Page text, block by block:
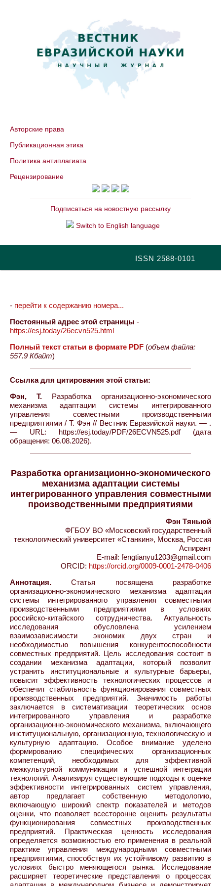
Авторские права
Публикационная этика
Политика антиплагиата
Рецензирование
Подписаться на новостную рассылку
Switch to English language
ISSN 2588-0101
- перейти к содержанию номера...
Постоянный адрес этой страницы -
https://esj.today/26ecvn525.html
Полный текст статьи в формате PDF (объем файла:
557.9 Кбайт)
Ссылка для цитирования этой статьи:
Фэн, Т. Разработка организационно-экономического
механизма адаптации системы интегрированного
управления совместными производственными
предприятиями / Т. Фэн // Вестник Евразийской науки. — .
— URL: https://esj.today/PDF/26ECVN525.pdf (дата
обращения: 06.08.2026).
Разработка организационно-экономического
механизма адаптации системы
интегрированного управления совместными
производственными предприятиями
Фэн Тяньюй
ФГБОУ ВО «Московский государственный
технологический университет «Станкин», Москва, Россия
Аспирант
E-mail: fengtianyu1203@gmail.com
ORCID: https://orcid.org/0009-0001-2478-0406
Аннотация. Статья посвящена разработке
организационно-экономического механизма адаптации
системы интегрированного управления совместными
производственными предприятиями в условиях
российско-китайского сотрудничества. Актуальность
исследования обусловлена усилением
взаимозависимости экономик двух стран и
необходимостью повышения конкурентоспособности
совместных предприятий. Цель исследования состоит в
создании механизма адаптации, который позволит
устранить институциональные и культурные барьеры,
повысит эффективность технологических процессов и
обеспечит стабильность функционирования совместных
производственных предприятий. Значимость работы
заключается в систематизации теоретических основ
интегрированного управления и разработке
организационно-экономического механизма, включающего
институциональную, организационную, технологическую и
культурную адаптацию. Особое внимание уделено
формированию специфических организационных
компетенций, необходимых для эффективной
межкультурной коммуникации и успешной интеграции
технологий. Анализируя существующие подходы к оценке
эффективности интегрированных систем управления,
автор предлагает собственную методологию,
включающую широкий спектр показателей и методов
оценки, что позволяет всесторонне оценить результаты
функционирования совместных производственных
предприятий. Практическая ценность исследования
определяется возможностью его применения в реальной
практике управления международными совместными
предприятиями, способствуя их устойчивому развитию в
условиях быстро меняющегося рынка. Исследование
расширяет теоретические представления о процессах